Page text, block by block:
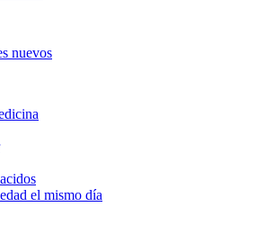
nuevos
el mismo día